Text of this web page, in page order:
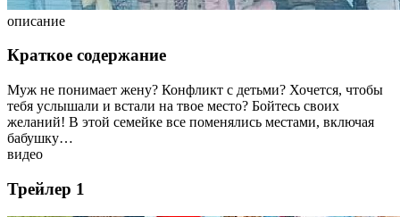
описание
Краткое содержание
Муж не понимает жену? Конфликт с детьми? Хочется, чтобы
тебя услышали и встали на твое место? Бойтесь своих
желаний! В этой семейке все поменялись местами, включая
бабушку…
видео
Трейлер 1